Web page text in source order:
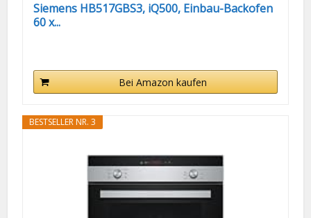
Siemens HB517GBS3, iQ500, Einbau-Backofen
60 x...
Bei Amazon kaufen
BESTSELLER NR. 3